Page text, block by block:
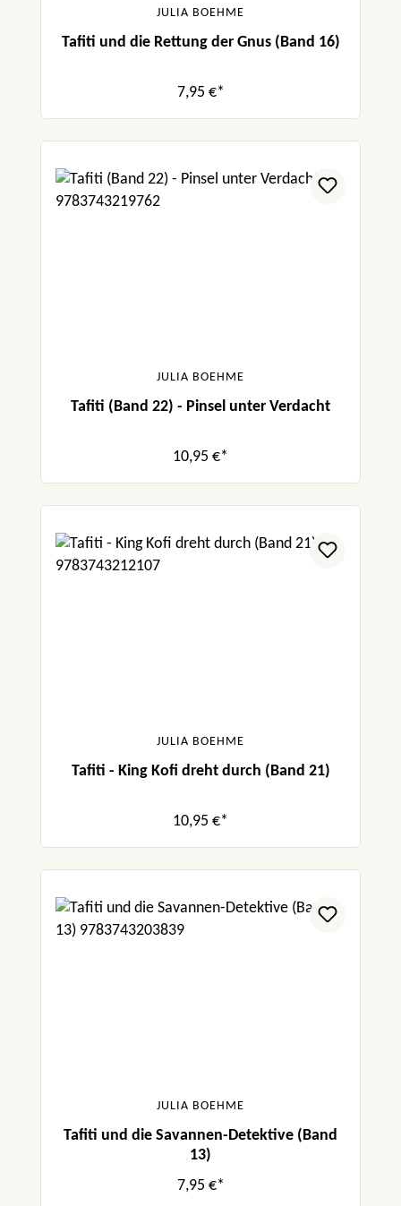
JULIA BOEHME
Tafiti und die Rettung der Gnus (Band 16)
7,95 €*
JULIA BOEHME
Tafiti (Band 22) - Pinsel unter Verdacht
10,95 €*
JULIA BOEHME
Tafiti - King Kofi dreht durch (Band 21)
10,95 €*
JULIA BOEHME
Tafiti und die Savannen-Detektive (Band
13)
7,95 €*